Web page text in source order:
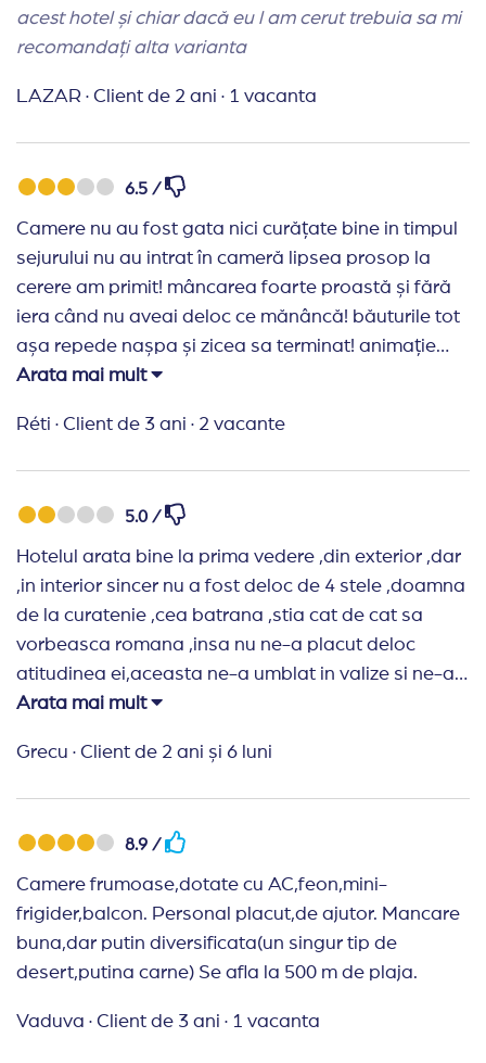
acest hotel și chiar dacă eu l am cerut trebuia sa mi
recomandați alta varianta
LAZAR · Client de 2 ani · 1 vacanta
6.5 /
Camere nu au fost gata nici curățate bine in timpul
sejurului nu au intrat în cameră lipsea prosop la
cerere am primit! mâncarea foarte proastă și fără
iera când nu aveai deloc ce mănâncă! băuturile tot
așa repede nașpa și zicea sa terminat! animație
nimic în hotel nici orele nu se țineau la Lobby și la
fost cu ei acuma am minerit Hotel rău!
Arata mai mult
Réti · Client de 3 ani · 2 vacante
5.0 /
Hotelul arata bine la prima vedere ,din exterior ,dar
,in interior sincer nu a fost deloc de 4 stele ,doamna
de la curatenie ,cea batrana ,stia cat de cat sa
vorbeasca romana ,insa nu ne-a placut deloc
atitudinea ei,aceasta ne-a umblat in valize si ne-a
blocat codul .Curatenia in 7 zile cat am stat acolo
a fost fara gust si expirata.Hotelul era plin de turisti
mesei.Sucurile erau fara acid ,fara gust.Lifturile
functionau foarte greu si erau foarte murdare.Intr-
un hotel cu 14 etaje ,functioneaza doar doua
lifturi.Piscina din interior era inchisa ,foarte multa
mizerie.Piscinele exterioare erau foarte murdare,cu
stabilitate.Acest hotel este destul de departe de
Arata mai mult
Grecu · Client de 2 ani și 6 luni
8.9 /
Camere frumoase,dotate cu AC,feon,mini-
frigider,balcon. Personal placut,de ajutor. Mancare
buna,dar putin diversificata(un singur tip de
desert,putina carne) Se afla la 500 m de plaja.
Vaduva · Client de 3 ani · 1 vacanta